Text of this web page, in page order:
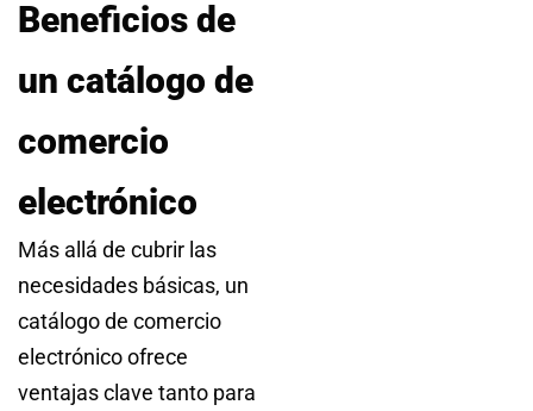
Beneficios de
un catálogo de
comercio
electrónico
Más allá de cubrir las
necesidades básicas, un
catálogo de comercio
electrónico ofrece
ventajas clave tanto para